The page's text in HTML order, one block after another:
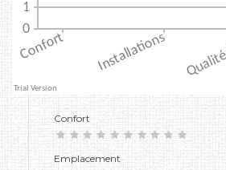
Confort
Emplacement